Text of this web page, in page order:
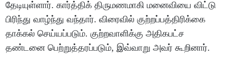
தேடியுள்ளார். கார்த்திக் திருமணமாகி மனைவியை விட்டு
பிரிந்து வாழ்ந்து வந்தார். விரைவில் குற்றப்பத்திரிக்கை
தாக்கல் செய்யப்படும். குற்றவாளிக்கு அதிகபட்ச
தண்டனை பெற்றுத்தரப்படும், இவ்வாறு அவர் கூறினார்.